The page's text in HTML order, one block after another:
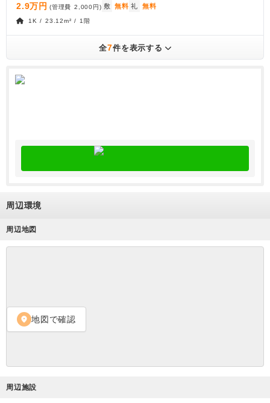
2.9万円 (管理費 2,000円) 敷 無料 礼 無料
1K / 23.12m² / 1階
全7件を表示する
周辺環境
周辺地図
location_on 地図で確認
周辺施設